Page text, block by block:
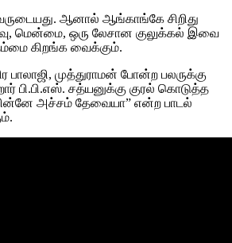
ஆனால் ஆங்காங்கே சிறிது
மென்மை, ஒரு லேசான குலுக்கல் இவை
கிறங்க வைக்கும்.
முத்துராமன் போன்ற பலருக்கு
பி.பி.எஸ். சத்யனுக்கு குரல் கொடுத்த
அச்சம் தேவையா” என்ற பாடல்